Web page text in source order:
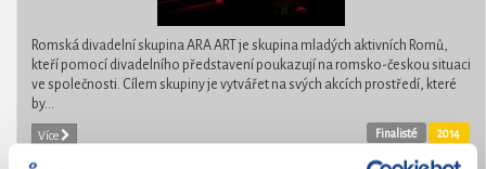
Romská divadelní skupina ARA ART je skupina mladých aktivních Romů,
kteří pomocí divadelního představení poukazují na romsko-českou situaci
ve společnosti. Cílem skupiny je vytvářet na svých akcích prostředí, které
by...
Více 2014
Finalisté